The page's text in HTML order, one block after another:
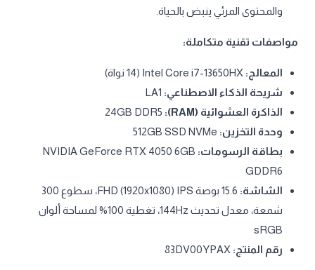
والمحتوى المرئي ينبض بالحياة.
مواصفات تقنية متكاملة:
المعالج:
شريحة الذكاء الاصطناعي:
الذاكرة العشوائية (RAM):
وحدة التخزين:
بطاقة الرسومات: NVIDIA GeForce RTX 4050 6GB
GDDR6
الشاشة:
15.6 بوصة FHD (1920x1080) IPS، سطوع 300
شمعة، معدل تحديث 144Hz، تغطية 100% لمساحة ألوان
sRGB
رقم المنتج: